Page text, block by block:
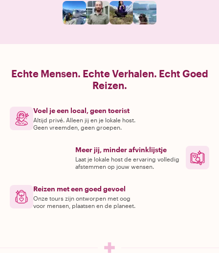
Echte Mensen. Echte Verhalen. Echt Goed
Reizen.
Voel je een local, geen toerist
Altijd privé. Alleen jij en je lokale host.
Geen vreemden, geen groepen.
Meer jij, minder afvinklijstje
Laat je lokale host de ervaring volledig
afstemmen op jouw wensen.
Reizen met een goed gevoel
Onze tours zijn ontworpen met oog
voor mensen, plaatsen en de planeet.